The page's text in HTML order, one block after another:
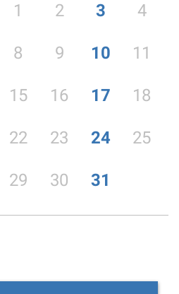
1 2 3 4
8 9 10 11
15 16 17 18
22 23 24 25
29 30 31